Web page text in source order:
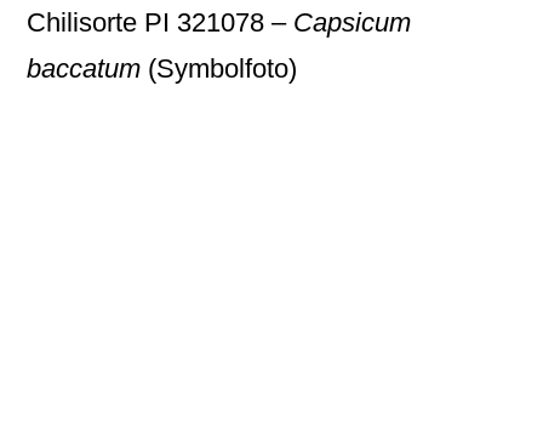
Chilisorte PI 321078 – Capsicum
baccatum (Symbolfoto)